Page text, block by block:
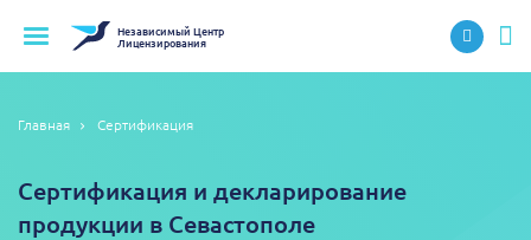
НезависимыйЦентр
Лицензирования
Главная Сертификация
Сертификация и декларирование
продукции в Севастополе